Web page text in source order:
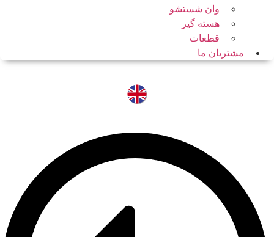
وان شستشو
هسته گیر
قطعات
مشتریان ما